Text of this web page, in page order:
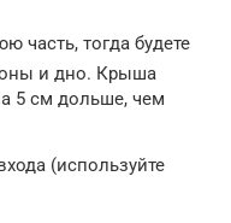
часть, тогда будете
и дно. Крыша
5 см дольше, чем
(используйте